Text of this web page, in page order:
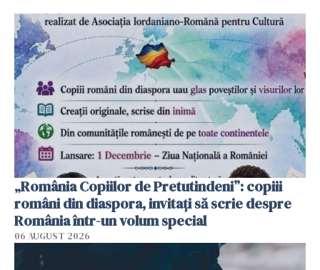
„România Copiilor de Pretutindeni”: copiii
români din diaspora, invitați să scrie despre
România într-un volum special
06 AUGUST 2026